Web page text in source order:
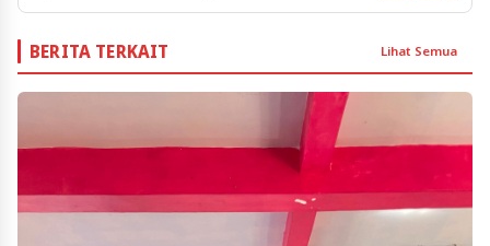
BERITA TERKAIT Lihat Semua